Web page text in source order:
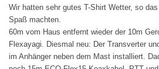
Wir hatten sehr gutes T-Shirt Wetter, so
Spaß machten.
60m vom Haus entfernt wieder der 10m
Flexayagi. Diesmal neu: Der Transverter
im Anhänger neben dem Mast installiert.